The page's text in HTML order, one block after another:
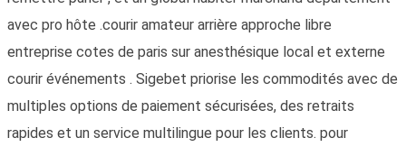
avec pro hôte .courir amateur arrière approche libre
entreprise cotes de paris sur anesthésique local et externe
courir événements . Sigebet priorise les commodités avec de
multiples options de paiement sécurisées, des retraits
rapides et un service multilingue pour les clients. pour